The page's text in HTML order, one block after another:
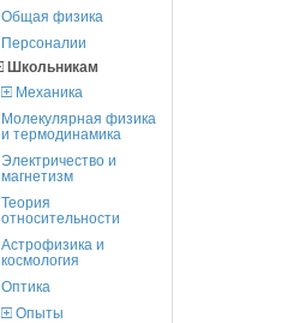
Общая физика
Персоналии
Школьникам
Механика
Молекулярная физика
и термодинамика
Электричество и
магнетизм
Теория
относительности
Астрофизика и
космология
Оптика
Опыты